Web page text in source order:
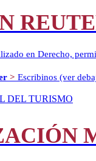
en Derecho,
> Escribinos (ver